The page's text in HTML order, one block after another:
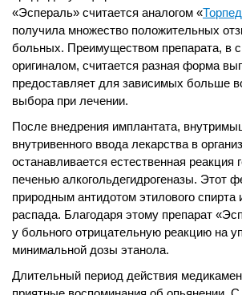
«Эспераль» считается аналогом «
получила множество положительных
больных. Преимуществом препарата, в
оригиналом, считается разная форма
предоставляет для зависимых больше
выбора при лечении.
После внедрения имплантата,
внутривенного ввода лекарства в
останавливается естественная реакция
печенью алкогольдегидрогеназы. Этот
природным антидотом этилового спирта
распада. Благодаря этому препарат
у больного отрицательную реакцию на
минимальной дозы этанола.
Длительный период действия